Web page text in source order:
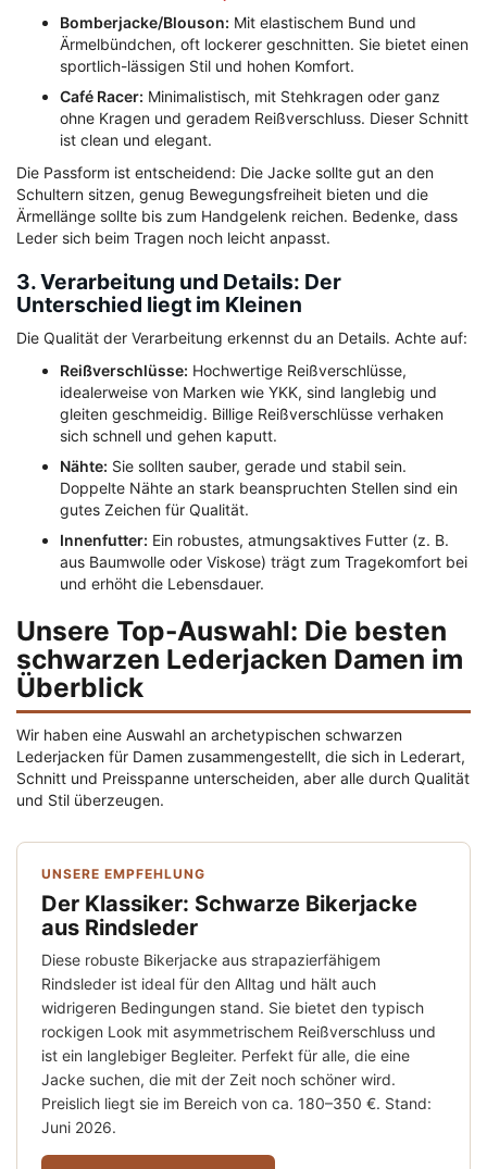
Bomberjacke/Blouson: Mit elastischem Bund und
Ärmelbündchen, oft lockerer geschnitten. Sie bietet einen
sportlich-lässigen Stil und hohen Komfort.
Café Racer: Minimalistisch, mit Stehkragen oder ganz
ohne Kragen und geradem Reißverschluss. Dieser Schnitt
ist clean und elegant.
Die Passform ist entscheidend: Die Jacke sollte gut an den
Schultern sitzen, genug Bewegungsfreiheit bieten und die
Ärmellänge sollte bis zum Handgelenk reichen. Bedenke, dass
Leder sich beim Tragen noch leicht anpasst.
3. Verarbeitung und Details: Der
Unterschied liegt im Kleinen
Die Qualität der Verarbeitung erkennst du an Details. Achte auf:
Reißverschlüsse: Hochwertige Reißverschlüsse,
idealerweise von Marken wie YKK, sind langlebig und
gleiten geschmeidig. Billige Reißverschlüsse verhaken
sich schnell und gehen kaputt.
Nähte: Sie sollten sauber, gerade und stabil sein.
Doppelte Nähte an stark beanspruchten Stellen sind ein
gutes Zeichen für Qualität.
Innenfutter: Ein robustes, atmungsaktives Futter (z. B.
aus Baumwolle oder Viskose) trägt zum Tragekomfort bei
und erhöht die Lebensdauer.
Unsere Top-Auswahl: Die besten
schwarzen Lederjacken Damen im
Überblick
Wir haben eine Auswahl an archetypischen schwarzen
Lederjacken für Damen zusammengestellt, die sich in Lederart,
Schnitt und Preisspanne unterscheiden, aber alle durch Qualität
und Stil überzeugen.
UNSERE EMPFEHLUNG
Der Klassiker: Schwarze Bikerjacke
aus Rindsleder
Diese robuste Bikerjacke aus strapazierfähigem
Rindsleder ist ideal für den Alltag und hält auch
widrigeren Bedingungen stand. Sie bietet den typisch
rockigen Look mit asymmetrischem Reißverschluss und
ist ein langlebiger Begleiter. Perfekt für alle, die eine
Jacke suchen, die mit der Zeit noch schöner wird.
Preislich liegt sie im Bereich von ca. 180–350 €. Stand:
Juni 2026.